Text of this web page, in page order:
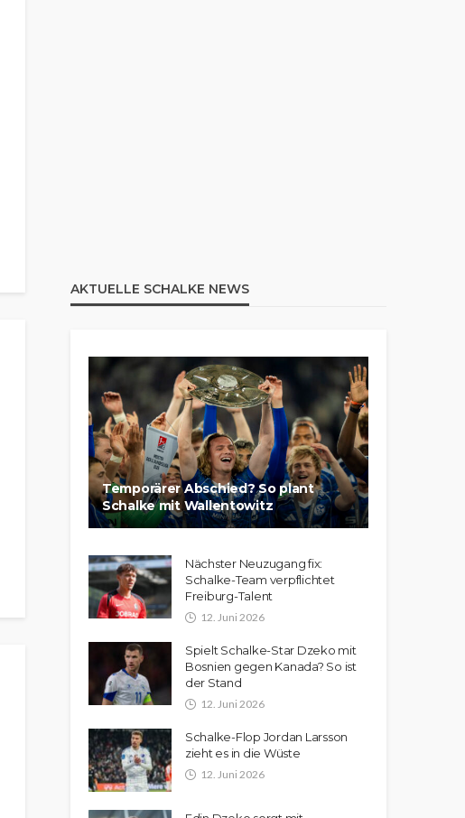
AKTUELLE SCHALKE NEWS
Temporärer Abschied? So plant
Schalke mit Wallentowitz
Nächster Neuzugang fix:
Schalke-Team verpflichtet
Freiburg-Talent
12. Juni 2026
Spielt Schalke-Star Dzeko mit
Bosnien gegen Kanada? So ist
der Stand
12. Juni 2026
Schalke-Flop Jordan Larsson
zieht es in die Wüste
12. Juni 2026